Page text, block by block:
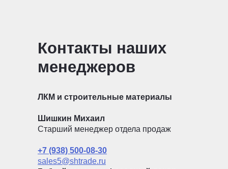
Контакты наших
менеджеров
ЛКМ и строительные материалы
Шишкин Михаил
Старший менеджер отдела продаж
+7 (938) 500-08-30
sales5@shtrade.ru